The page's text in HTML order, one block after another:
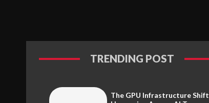
TRENDING POST
The GPU Infrastructure Shift